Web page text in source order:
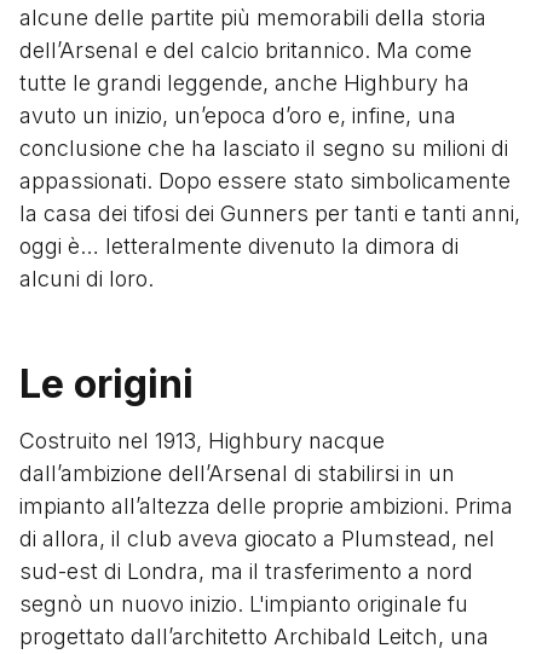
alcune delle partite più memorabili della storia
dell’Arsenal e del calcio britannico. Ma come
tutte le grandi leggende, anche Highbury ha
avuto un inizio, un’epoca d’oro e, infine, una
conclusione che ha lasciato il segno su milioni di
appassionati. Dopo essere stato simbolicamente
la casa dei tifosi dei Gunners per tanti e tanti anni,
oggi è… letteralmente divenuto la dimora di
alcuni di loro.
Le origini
Costruito nel 1913, Highbury nacque
dall’ambizione dell’Arsenal di stabilirsi in un
impianto all’altezza delle proprie ambizioni. Prima
di allora, il club aveva giocato a Plumstead, nel
sud-est di Londra, ma il trasferimento a nord
segnò un nuovo inizio. L'impianto originale fu
progettato dall’architetto Archibald Leitch, una